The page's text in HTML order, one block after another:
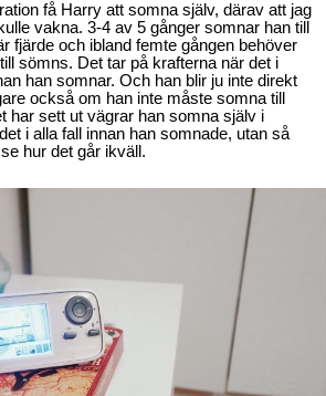
få Harry att somna själv, därav att jag
vakna. 3-4 av 5 gånger somnar han till
fjärde och ibland femte gången behöver
sömns. Det tar på krafterna när det i
han somnar. Och han blir ju inte direkt
också om han inte måste somna till
har sett ut vägrar han somna själv i
i alla fall innan han somnade, utan så
hur det går ikväll.